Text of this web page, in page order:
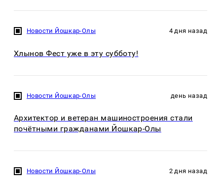
Новости Йошкар-Олы 4 дня назад
Хлынов Фест уже в эту субботу!
Новости Йошкар-Олы день назад
Архитектор и ветеран машиностроения стали
почётными гражданами Йошкар-Олы
Новости Йошкар-Олы 2 дня назад